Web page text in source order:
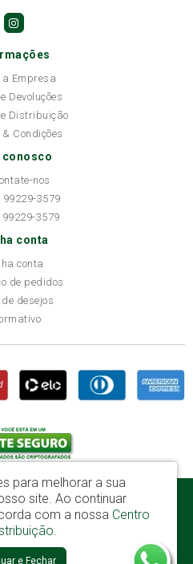
a Empresa
Devoluções
Distribuição
& Condições
conosco
nos
99229-3579
99229-3579
conta
conta
de pedidos
desejos
- CNPJ: 52.081.184/0001-65
- Mata Escura - Salvador / BA - CEP:
600
para melhorar a sua
site. Ao continuar
com a nossa Centro
.
e Fechar